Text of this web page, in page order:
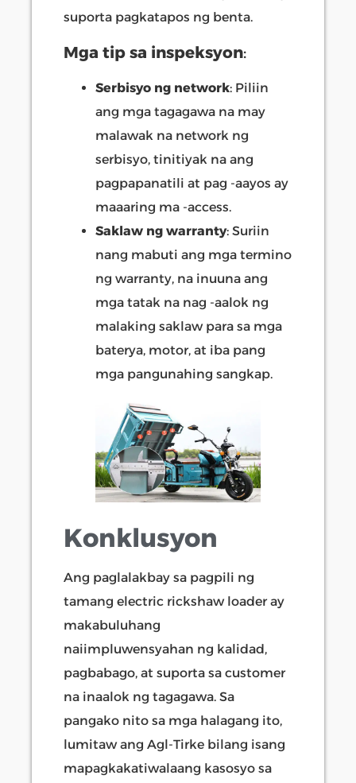
suporta pagkatapos ng benta.
Mga tip sa inspeksyon:
Serbisyo ng network: Piliin
ang mga tagagawa na may
malawak na network ng
serbisyo, tinitiyak na ang
pagpapanatili at pag -aayos ay
maaaring ma -access.
Saklaw ng warranty: Suriin
nang mabuti ang mga termino
ng warranty, na inuuna ang
mga tatak na nag -aalok ng
malaking saklaw para sa mga
baterya, motor, at iba pang
mga pangunahing sangkap.
Konklusyon
Ang paglalakbay sa pagpili ng
tamang electric rickshaw loader ay
makabuluhang
naiimpluwensyahan ng kalidad,
pagbabago, at suporta sa customer
na inaalok ng tagagawa. Sa
pangako nito sa mga halagang ito,
lumitaw ang Agl-Tirke bilang isang
mapagkakatiwalaang kasosyo sa